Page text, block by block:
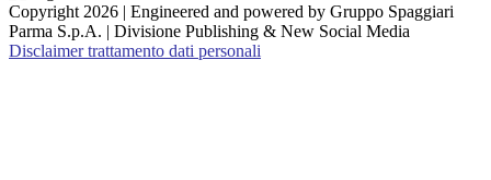
Copyright 2026 | Engineered and powered by Gruppo Spaggiari
Parma S.p.A. | Divisione Publishing & New Social Media
Disclaimer trattamento dati personali